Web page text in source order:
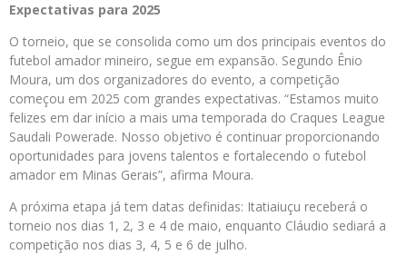
Expectativas para 2025
O torneio, que se consolida como um dos principais eventos do
futebol amador mineiro, segue em expansão. Segundo Ênio
Moura, um dos organizadores do evento, a competição
começou em 2025 com grandes expectativas. “Estamos muito
felizes em dar início a mais uma temporada do Craques League
Saudali Powerade. Nosso objetivo é continuar proporcionando
oportunidades para jovens talentos e fortalecendo o futebol
amador em Minas Gerais”, afirma Moura.
A próxima etapa já tem datas definidas: Itatiaiuçu receberá o
torneio nos dias 1, 2, 3 e 4 de maio, enquanto Cláudio sediará a
competição nos dias 3, 4, 5 e 6 de julho.